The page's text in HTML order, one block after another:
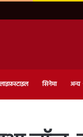
लाइफ़स्टाइल सिनेमा अन्य